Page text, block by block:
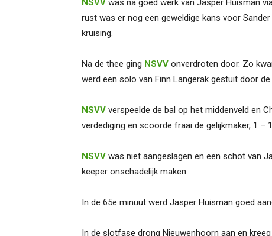
NSVV was na goed werk van Jasper Huisman
rust was er nog een geweldige kans voor
kruising.
Na de thee ging NSVV onverdroten door. Zo
werd een solo van Finn Langerak gestuit door
NSVV verspeelde de bal op het middenveld en
verdediging en scoorde fraai de gelijkmaker, 1 –
NSVV was niet aangeslagen en een schot van
keeper onschadelijk maken.
In de 65e minuut werd Jasper Huisman goed
In de slotfase drong Nieuwenhoorn aan en